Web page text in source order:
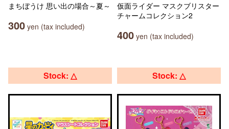
まちぼうけ 思い出の場合～夏～
300 yen (tax included)
仮面ライダー マスクブリスター
チャームコレクション2
400 yen (tax included)
Stock: △ Stock: △